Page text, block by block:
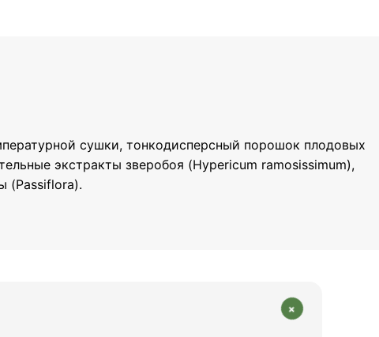
сушки, тонкодисперсный порошок плодовых
экстракты зверобоя (Hypericum ramosissimum),
(Passiflora).
+